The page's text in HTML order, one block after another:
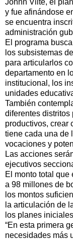
y fue afinándose
se encuentra
administración
El programa
los subsistemas
para articularlos
departamento en
institucional, los
unidades
También
diferentes distritos
productivos, crear
tiene cada una de
vocaciones y
Las acciones
ejecutivos
El monto total que
a 98 millones de
los montos
la articulación de
los planes
“En esta primera
necesidades más